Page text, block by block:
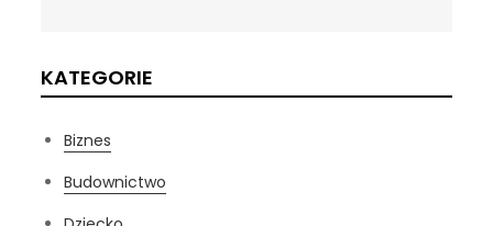
KATEGORIE
Biznes
Budownictwo